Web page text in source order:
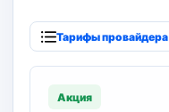
Тарифы провайдера
Акция